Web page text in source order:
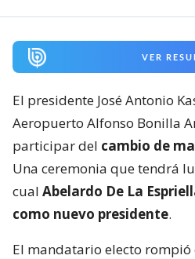
VER
El presidente José Antonio
Aeropuerto Alfonso Bonilla
participar del cambio de
Una ceremonia que tendrá
cual Abelardo De La
como nuevo presidente.
El mandatario electo